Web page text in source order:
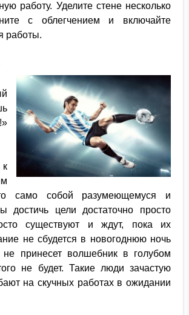
работу. Уделите стене несколько
с облегчением и включайте
работы.
само собой разумеющемуся и
достичь цели достаточно просто
существуют и ждут, пока их
не сбудется в новогоднюю ночь
принесет волшебник в голубом
не будет. Такие люди зачастую
на скучных работах в ожидании